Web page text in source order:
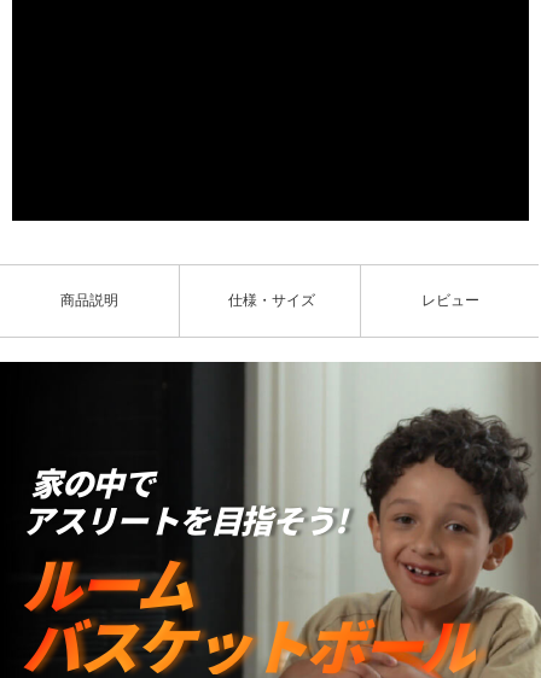
商品説明 仕様・サイズ レビュー
家の中で
アスリートを目指そう!
ルーム
バスケットボール